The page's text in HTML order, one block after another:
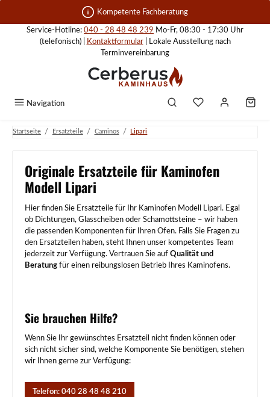
Zum Hauptinhalt springen Kompetente Fachberatung
Service-Hotline: 040 - 28 48 48 239 Mo-Fr, 08:30 - 17:30 Uhr
(telefonisch) |
Kontaktformular| Lokale Ausstellung nach
Terminvereinbarung
Navigation
Startseite / Ersatzteile / Caminos / Lipari
Originale Ersatzteile für Kaminofen
Modell Lipari
Hier finden Sie Ersatzteile für Ihr Kaminofen Modell Lipari. Egal
ob Dichtungen, Glasscheiben oder Schamottsteine – wir haben
die passenden Komponenten für Ihren Ofen. Falls Sie Fragen zu
den Ersatzteilen haben, steht Ihnen unser kompetentes Team
jederzeit zur Verfügung. Vertrauen Sie auf Qualität und
Beratung für einen reibungslosen Betrieb Ihres Kaminofens.
Sie brauchen Hilfe?
Wenn Sie Ihr gewünschtes Ersatzteil nicht finden können oder
sich nicht sicher sind, welche Komponente Sie benötigen, stehen
wir Ihnen gerne zur Verfügung:
Telefon: 040 28 48 48 210